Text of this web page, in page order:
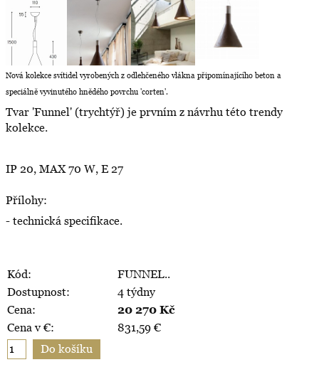
Nová kolekce svítidel vyrobených z odlehčeného vlákna připomínajícího beton a
speciálně vyvinutého hnědého povrchu 'corten'.
Tvar 'Funnel' (trychtýř) je prvním z návrhu této trendy
kolekce.
IP 20, MAX 70 W, E 27
Přílohy:
- technická specifikace.
Kód:
FUNNEL..
Dostupnost:
4 týdny
Cena:
20 270 Kč
Cena v €:
831,59 €